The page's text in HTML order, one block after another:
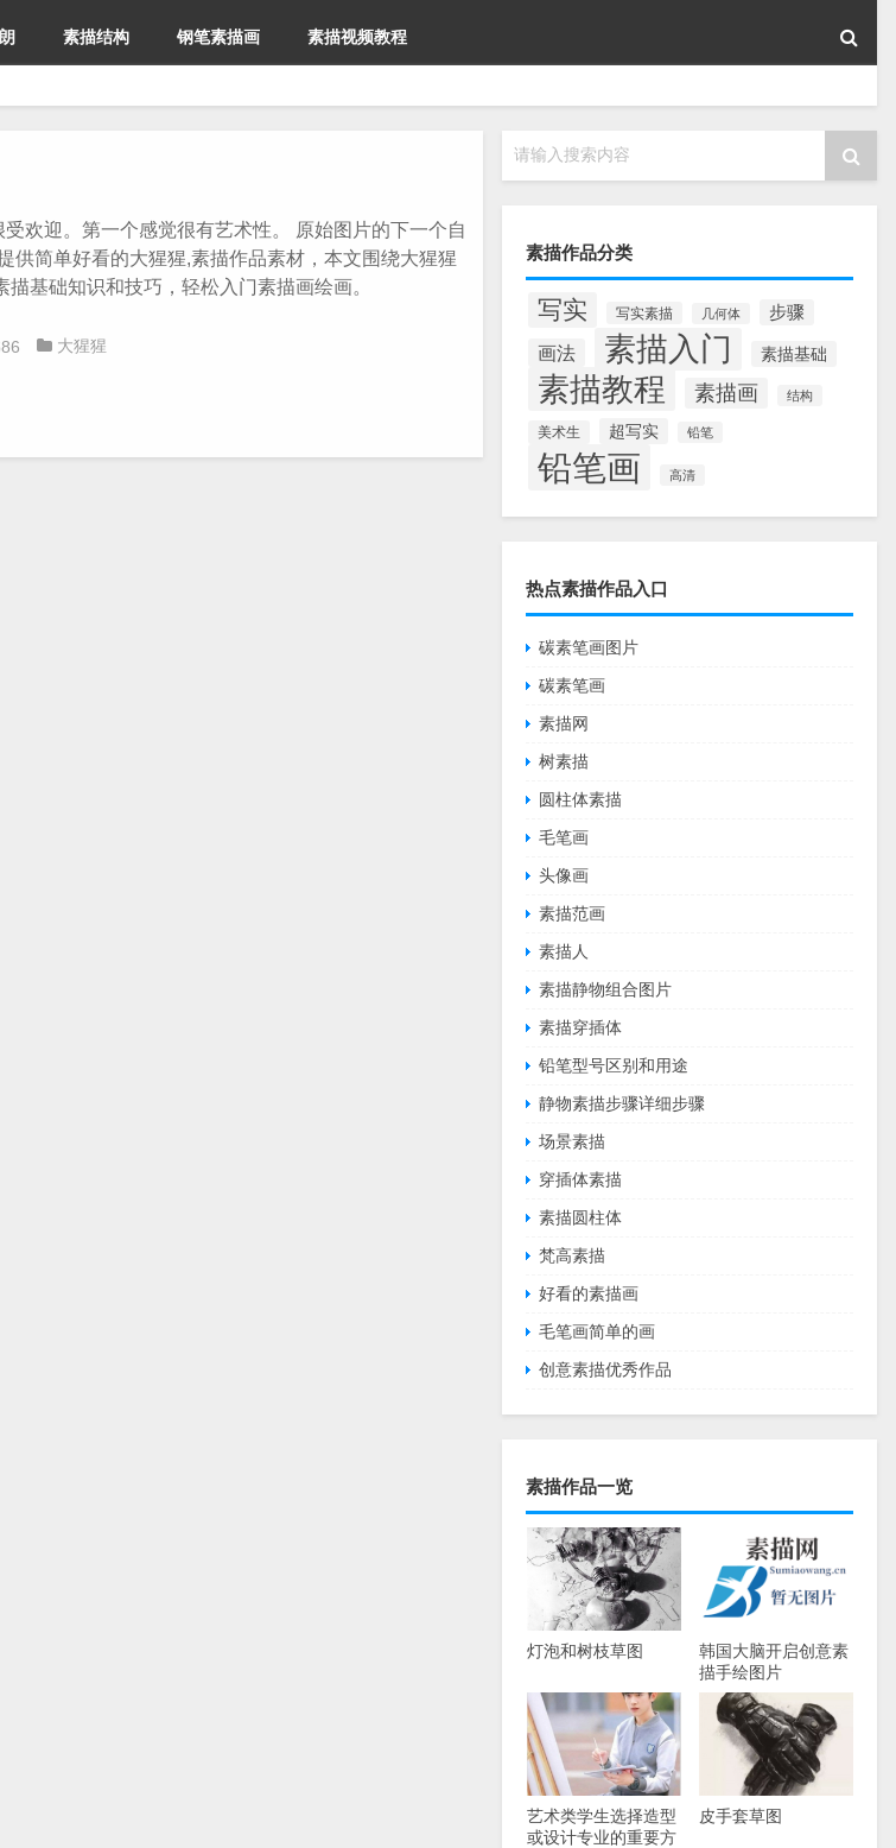
素描结构 钢笔素描画 素描视频教程
欢迎。第一个感觉很有艺术性。 原始图片的下一个自
供简单好看的大猩猩,素描作品素材，本文围绕大猩猩
基础知识和技巧，轻松入门素描画绘画。
大猩猩
请输入搜索内容
素描作品分类
写实 写实素描 几何体 步骤
画法 素描入门 素描基础
素描教程 素描画 结构
美术生 超写实 铅笔
铅笔画 高清
热点素描作品入口
碳素笔画图片
碳素笔画
素描网
树素描
圆柱体素描
毛笔画
头像画
素描范画
素描人
素描静物组合图片
素描穿插体
铅笔型号区别和用途
静物素描步骤详细步骤
场景素描
穿插体素描
素描圆柱体
梵高素描
好看的素描画
毛笔画简单的画
创意素描优秀作品
素描作品一览
灯泡和树枝草图
韩国大脑开启创意素
描手绘图片
艺术类学生选择造型
或设计专业的重要方
皮手套草图